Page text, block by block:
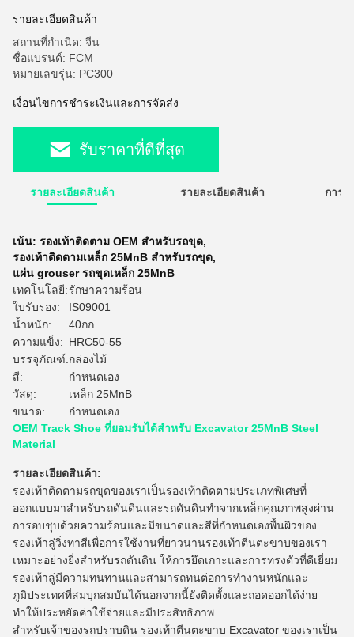
รายละเอียดสินค้า
สถานที่กำเนิด: จีน
ชื่อแบรนด์: FCM
หมายเลขรุ่น: PC300
เงื่อนไขการชำระเงินและการจัดส่ง
รับราคาที่ดีที่สุด
รายละเอียดสินค้า รายละเอียดสินค้า การ
เน้น: รองเท้าติดตาม OEM สำหรับรถขุด,
รองเท้าติดตามเหล็ก 25MnB สำหรับรถขุด,
แผ่น grouser รถขุดเหล็ก 25MnB
เทคโนโลยี:รักษาความร้อน
ใบรับรอง:
IS09001
น้ำหนัก:
40กก
ความแข็ง: HRC50-55
บรรจุภัณฑ์:กล่องไม้
สี:
กำหนดเอง
วัสดุ:
เหล็ก 25MnB
ขนาด:
กำหนดเอง
OEM Track Shoe ที่ยอมรับได้สำหรับ Excavator 25MnB Steel
Material
รายละเอียดสินค้า:
รองเท้าติดตามรถขุดของเราเป็นรองเท้าติดตามประเภทพิเศษที่
ออกแบบมาสำหรับรถดันดินและรถดันดินทำจากเหล็กคุณภาพสูงผ่าน
การอบชุบด้วยความร้อนและมีขนาดและสีที่กำหนดเองพื้นผิวของ
รองเท้าลู่วิ่งทาสีเพื่อการใช้งานที่ยาวนานรองเท้าตีนตะขาบของเรา
เหมาะอย่างยิ่งสำหรับรถดันดิน ให้การยึดเกาะและการทรงตัวที่ดีเยี่ยม
รองเท้าลู่มีความทนทานและสามารถทนต่อการทำงานหนักและ
ภูมิประเทศที่สมบุกสมบันได้นอกจากนี้ยังติดตั้งและถอดออกได้ง่าย
ทำให้ประหยัดค่าใช้จ่ายและมีประสิทธิภาพ
สำหรับเจ้าของรถปราบดิน รองเท้าตีนตะขาบ Excavator ของเราเป็น